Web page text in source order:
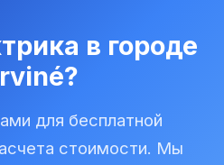
в городе
?
для бесплатной
стоимости. Мы